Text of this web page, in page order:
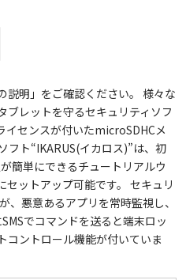
説明」をご確認ください。 様々な
ブレットを守るセキュリティソフ
イセンスが付いたmicroSDHCメ
フト“IKARUS(イカロス)”は、初
簡単にできるチュートリアルウ
セットアップ可能です。 セキュリ
、悪意あるアプリを常時監視し、
でコマンドを送ると端末ロッ
コントロール機能が付いていま